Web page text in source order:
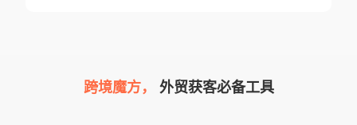
跨境魔方， 外贸获客必备工具